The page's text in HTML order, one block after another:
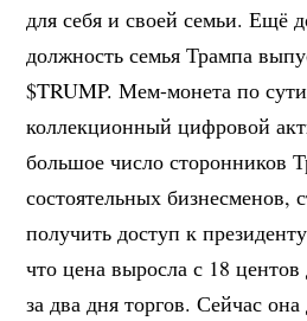
для себя и своей семьи. Ещё
должность семья Трампа
$TRUMP. Мем-монета по сути
коллекционный цифровой
большое число сторонников
состоятельных бизнесменов,
получить доступ к
что цена выросла с 18 центов
за два дня торгов. Сейчас